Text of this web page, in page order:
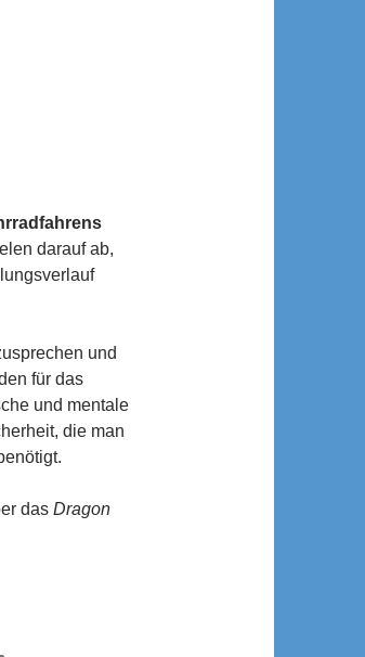
darauf ab,
und
für das
und mentale
die man
das Dragon